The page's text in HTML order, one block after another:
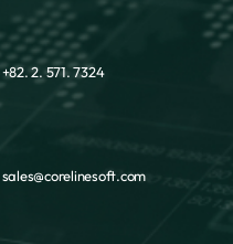
+82. 2. 571. 7324
sales@corelinesoft.com